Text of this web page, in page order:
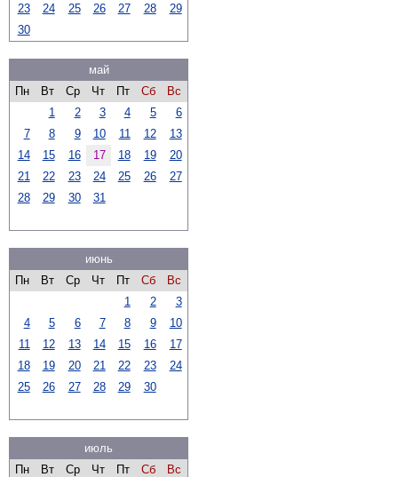
23
24 25 26 27 28
29
30
май
Пн
Вт Ср Чт Пт Сб
Вс
1
2 3 4 5
6
7
8 9 10 11 12
13
14
15 16 17 18 19
20
21
22 23 24 25 26
27
28
29 30 31
июнь
Пн
Вт Ср Чт Пт Сб
Вс
1
2
3
4
5 6 7 8 9
10
11
12 13 14 15 16
17
18
19 20 21 22 23
24
25
26 27 28 29 30
июль
Пн
Вт Ср Чт Пт Сб
Вс